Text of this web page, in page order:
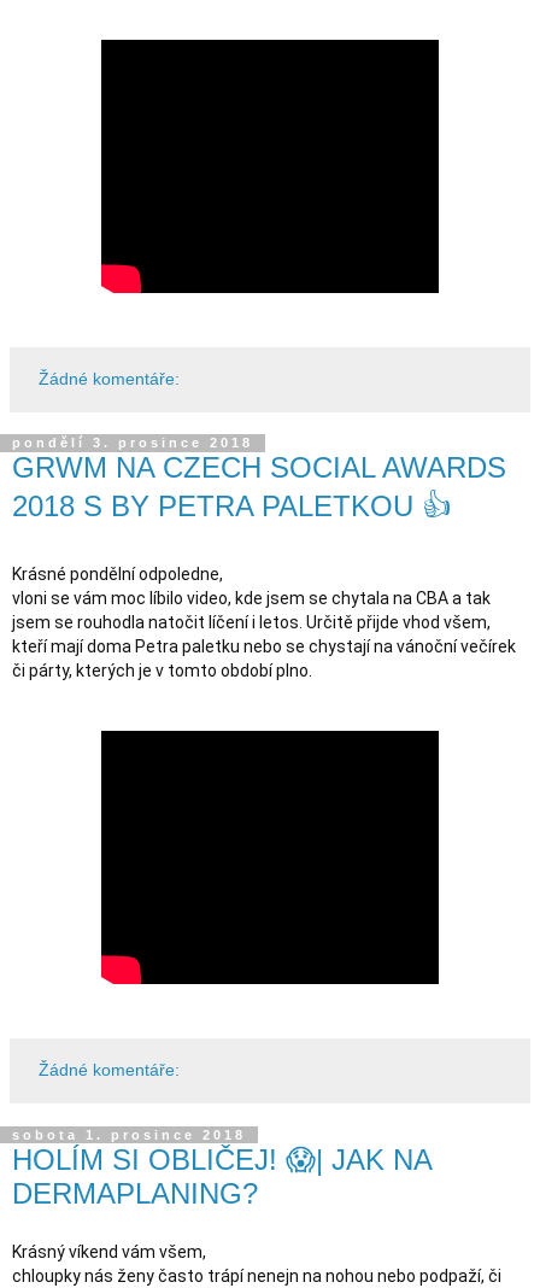
Žádné komentáře:
pondělí 3. prosince 2018
GRWM NA CZECH SOCIAL AWARDS
2018 S BY PETRA PALETKOU 👍
Krásné pondělní odpoledne,
vloni se vám moc líbilo video, kde jsem se chytala na CBA a tak
jsem se rouhodla natočit líčení i letos. Určitě přijde vhod všem,
kteří mají doma Petra paletku nebo se chystají na vánoční večírek
či párty, kterých je v tomto období plno.
Žádné komentáře:
sobota 1. prosince 2018
HOLÍM SI OBLIČEJ! 😱| JAK NA
DERMAPLANING?
Krásný víkend vám všem,
chloupky nás ženy často trápí nenejn na nohou nebo podpaží, či